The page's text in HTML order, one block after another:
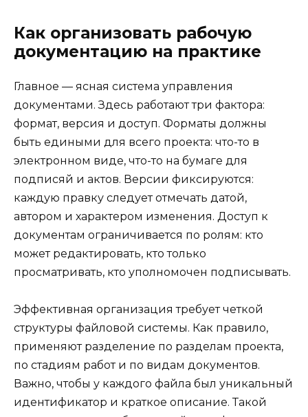
Как организовать рабочую
документацию на практике
Главное — ясная система управления
документами. Здесь работают три фактора:
формат, версия и доступ. Форматы должны
быть едиными для всего проекта: что-то в
электронном виде, что-то на бумаге для
подписяй и актов. Версии фиксируются:
каждую правку следует отмечать датой,
автором и характером изменения. Доступ к
документам ограничивается по ролям: кто
может редактировать, кто только
просматривать, кто уполномочен подписывать.
Эффективная организация требует четкой
структуры файловой системы. Как правило,
применяют разделение по разделам проекта,
по стадиям работ и по видам документов.
Важно, чтобы у каждого файла был уникальный
идентификатор и краткое описание. Такой